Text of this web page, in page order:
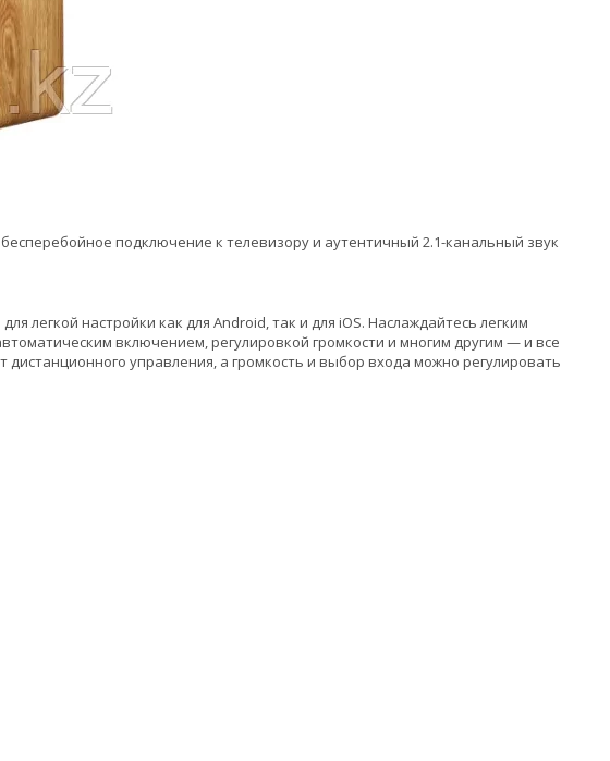
подключение к телевизору и аутентичный 2.1-канальный звук
легкой настройки как для Android, так и для iOS. Наслаждайтесь легким
включением, регулировкой громкости и многим другим — и все
дистанционного управления, а громкость и выбор входа можно регулировать